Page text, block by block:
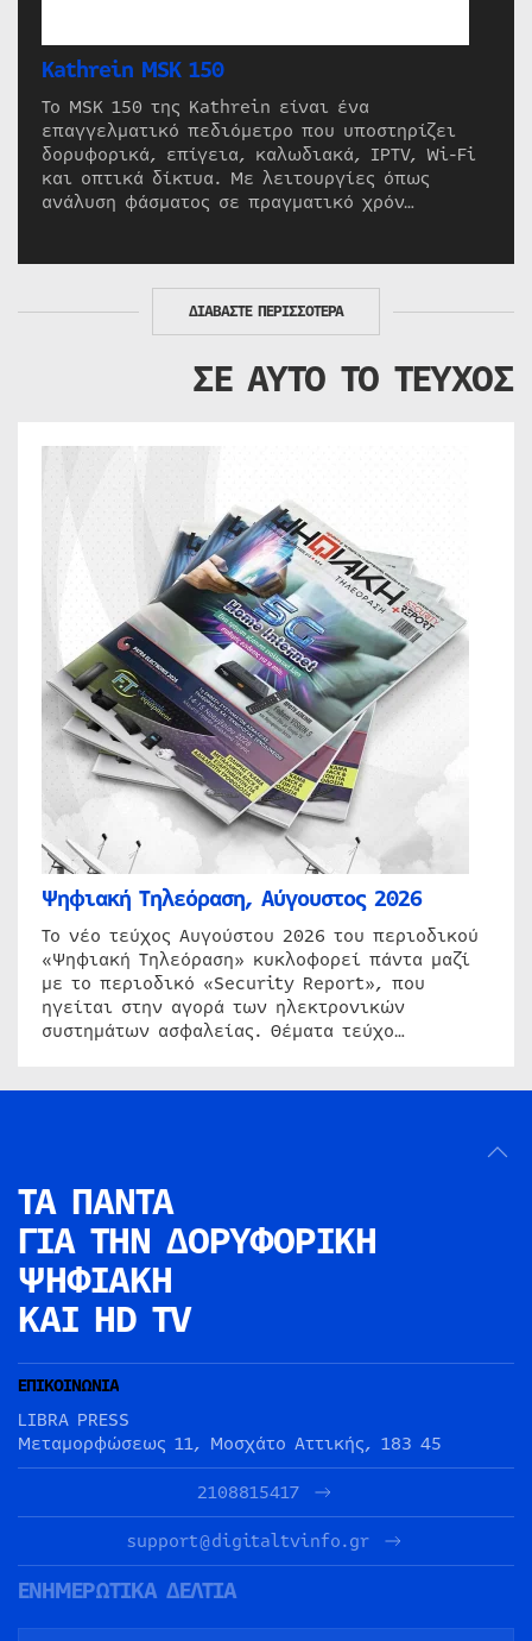
Kathrein MSK 150
Το MSK 150 της Kathrein είναι ένα
επαγγελματικό πεδιόμετρο που υποστηρίζει
δορυφορικά, επίγεια, καλωδιακά, IPTV, Wi-Fi
και οπτικά δίκτυα. Με λειτουργίες όπως
ανάλυση φάσματος σε πραγματικό χρόν…
ΔΙΑΒΑΣΤΕ ΠΕΡΙΣΣΟΤΕΡΑ
ΣΕ ΑΥΤΟ ΤΟ ΤΕΥΧΟΣ
Ψηφιακή Τηλεόραση, Αύγουστος 2026
Το νέο τεύχος Αυγούστου 2026 του περιοδικού
«Ψηφιακή Τηλεόραση» κυκλοφορεί πάντα μαζί
με το περιοδικό «Security Report», που
ηγείται στην αγορά των ηλεκτρονικών
συστημάτων ασφαλείας. Θέματα τεύχο…
ΤΑ ΠΑΝΤΑ
ΓΙΑ ΤΗΝ ΔΟΡΥΦΟΡΙΚΗ
ΨΗΦΙΑΚΗ
ΚΑΙ HD TV
ΕΠΙΚΟΙΝΩΝΙΑ
LIBRA PRESS
Μεταμορφώσεως 11, Μοσχάτο Αττικής, 183 45
2108815417
support@digitaltvinfo.gr
ΕΝΗΜΕΡΩΤΙΚΑ ΔΕΛΤΙΑ